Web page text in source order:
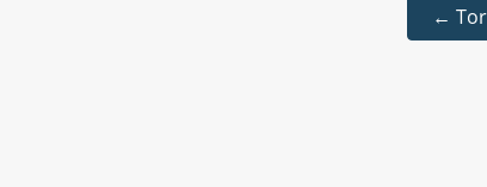
←